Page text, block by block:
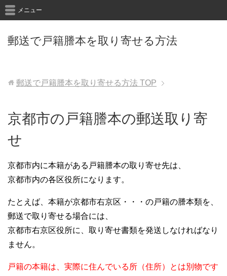
郵送で戸籍謄本を取り寄せる方法
メニュー
郵送で戸籍謄本を取り寄せる方法 TOP
京都市の戸籍謄本の郵送取り寄
せ
京都市内に本籍がある戸籍謄本の取り寄せ先は、
京都市内の各区役所になります。
たとえば、本籍が京都市右京区・・・の戸籍の謄本類を、
郵送で取り寄せる場合には、
京都市右京区役所に、取り寄せ書類を発送しなければなり
ません。
戸籍の本籍は、実際に住んでいる所（住所）とは別物です